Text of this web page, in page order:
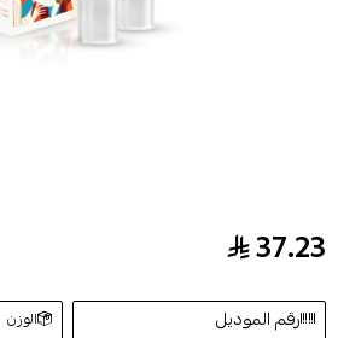
قلم كنتور ثنائي 01 لايت من ليف 7.6ج
37.23
رقم الموديل
الوزن